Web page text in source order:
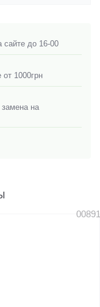
сайте до 16-00
1000грн
на